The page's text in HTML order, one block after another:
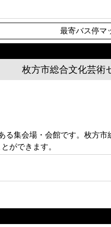
最寄バス停マ
枚方市総合文化芸術
集会場・会館です。枚方
ができます。